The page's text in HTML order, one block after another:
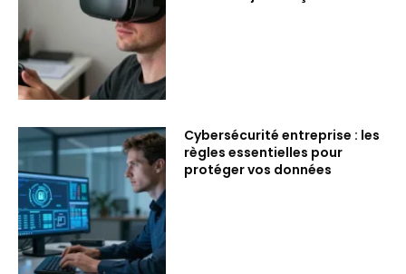
Cybersécurité entreprise : les
règles essentielles pour
protéger vos données